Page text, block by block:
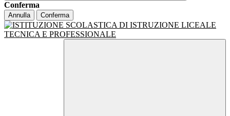
Conferma
Annulla Conferma